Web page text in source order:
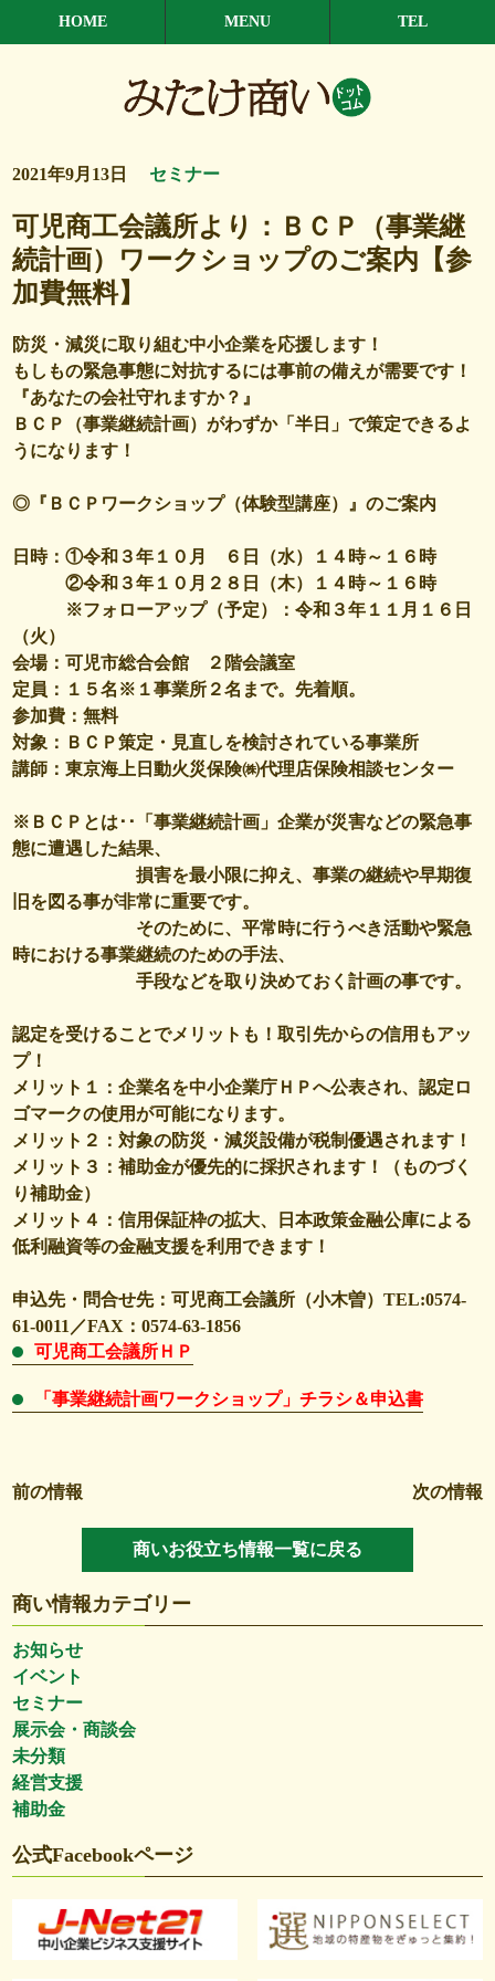
HOME MENU TEL
2021年9月13日 セミナー
可児商工会議所より：ＢＣＰ（事業継
続計画）ワークショップのご案内【参
加費無料】
防災・減災に取り組む中小企業を応援します！
もしもの緊急事態に対抗するには事前の備えが需要です！
『あなたの会社守れますか？』
ＢＣＰ（事業継続計画）がわずか「半日」で策定できるよ
うになります！
◎『ＢＣＰワークショップ（体験型講座）』のご案内
日時：①令和３年１０月 ６日（水）１４時～１６時
②令和３年１０月２８日（木）１４時～１６時
※フォローアップ（予定）：令和３年１１月１６日
（火）
会場：可児市総合会館 ２階会議室
定員：１５名※１事業所２名まで。先着順。
参加費：無料
対象：ＢＣＰ策定・見直しを検討されている事業所
講師：東京海上日動火災保険㈱代理店保険相談センター
※ＢＣＰとは･･「事業継続計画」企業が災害などの緊急事
態に遭遇した結果、
損害を最小限に抑え、事業の継続や早期復
旧を図る事が非常に重要です。
そのために、平常時に行うべき活動や緊急
時における事業継続のための手法、
手段などを取り決めておく計画の事です。
認定を受けることでメリットも！取引先からの信用もアッ
プ！
メリット１：企業名を中小企業庁ＨＰへ公表され、認定ロ
ゴマークの使用が可能になります。
メリット２：対象の防災・減災設備が税制優遇されます！
メリット３：補助金が優先的に採択されます！（ものづく
り補助金）
メリット４：信用保証枠の拡大、日本政策金融公庫による
低利融資等の金融支援を利用できます！
申込先・問合せ先：可児商工会議所（小木曽）TEL:0574-
61-0011／FAX：0574-63-1856
可児商工会議所ＨＰ
「事業継続計画ワークショップ」チラシ＆申込書
前の情報 次の情報
商いお役立ち情報一覧に戻る
商い情報カテゴリー
お知らせ
イベント
セミナー
展示会・商談会
未分類
経営支援
補助金
公式Facebookページ